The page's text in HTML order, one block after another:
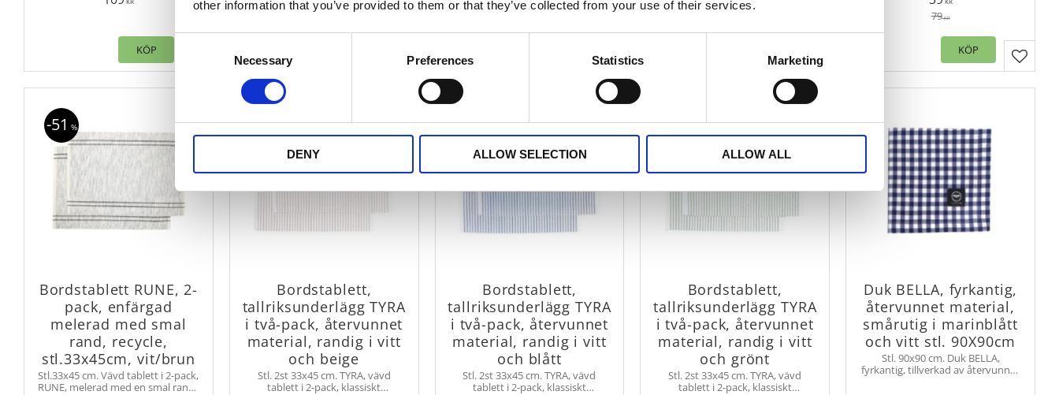
other information that you’ve provided to them or that they’ve collected from your use of their services.
Necessary Preferences Statistics Marketing
DENY ALLOW SELECTION ALLOW ALL
Lägg till i favoriter
KÖP
Lägg till i favoriter
polyester
Lägg till i favoriter Lägg till i favoriter
polyester
79KR
Lägg
KÖP
Bordstablett RUNE, 2-
pack, enfärgad
melerad med smal
rand, recycle,
stl.33x45cm, vit/brun
Stl.33x45 cm. Vävd tablett i 2-pack,
RUNE, melerad med en smal rand i
51 %
Bordstablett,
tallriksunderlägg TYRA
i två-pack, återvunnet
material, randig i vitt
och beige
Stl. 2st 33x45 cm. TYRA, vävd
tablett i 2-pack, klassiskt
Bordstablett,
tallriksunderlägg TYRA
i två-pack, återvunnet
material, randig i vitt
och blått
Stl. 2st 33x45 cm. TYRA, vävd
tablett i 2-pack, klassiskt
Bordstablett,
tallriksunderlägg TYRA
i två-pack, återvunnet
material, randig i vitt
och grönt
Stl. 2st 33x45 cm. TYRA, vävd
tablett i 2-pack, klassiskt
Duk BELLA, fyrkantig,
återvunnet material,
smårutig i marinblått
och vitt stl. 90X90cm
Stl. 90x90 cm. Duk BELLA,
fyrkantig, tillverkad av återvunnet